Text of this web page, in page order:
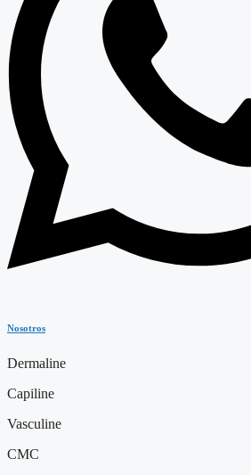
Nosotros
Dermaline
Capiline
Vasculine
CMC